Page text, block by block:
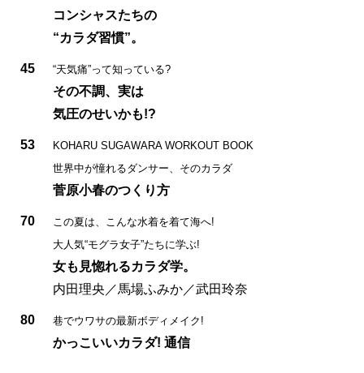
コンシャスたちの
“カラダ習慣”。
45 “天気痛”って知っている?
その不調、実は
気圧のせいかも!?
53
KOHARU SUGAWARA WORKOUT BOOK
世界中が憧れるダンサー、そのカラダ
菅原小春のつくり方
70
この夏は、こんな水着を着て海へ!
大人気“モグラ女子”たちに学ぶ!
女も見惚れるカラダ学。
内田理央／馬場ふみか／武田玲奈
80 巷でウワサの最新ボディメイク!
かっこいいカラダ! 通信